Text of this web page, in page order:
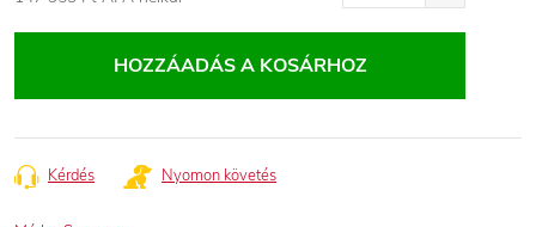
HOZZÁADÁS A KOSÁRHOZ
Kérdés Nyomon követés